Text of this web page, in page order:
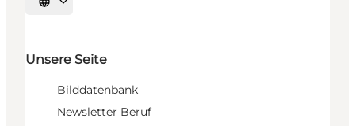
Sprache auswählen
Unsere Seite
Bilddatenbank
Newsletter Beruf